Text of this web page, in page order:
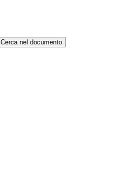
Cerca nel documento